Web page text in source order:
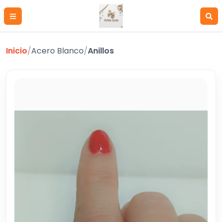
Inicio/Acero Blanco/Anillos